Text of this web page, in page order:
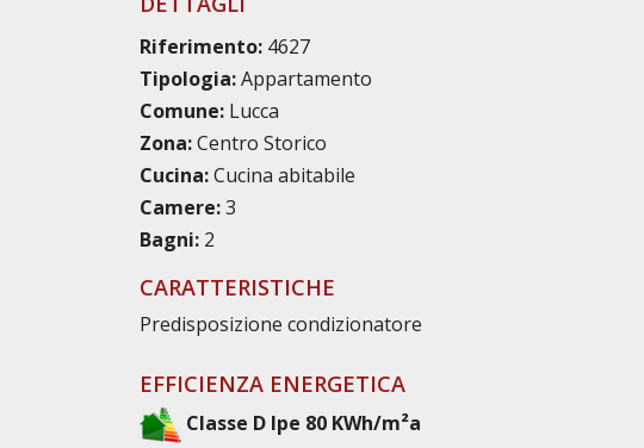
Riferimento: 4627
Tipologia:Appartamento
Comune: Lucca
Zona:Centro Storico
Cucina:Cucina abitabile
Camere:3
Bagni: 2
CARATTERISTICHE
Predisposizione condizionatore
EFFICIENZA ENERGETICA
Classe D Ipe 80 KWh/m²a